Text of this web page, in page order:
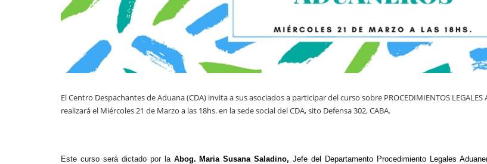
El Centro Despachantes de Aduana (CDA) invita a sus asociados a participar del curso sobre PROCEDIMIENTOS LEGALES
realizará el Miércoles 21 de Marzo a las 18hs. en la sede social del CDA, sito Defensa 302, CABA.
Este curso será dictado por la Abog. Maria Susana Saladino, Jefe del Departamento Procedimiento Legales